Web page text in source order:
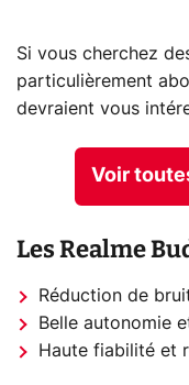
Si vous cherchez
particulièrement
devraient vous
Voir
Les Realme
Réduction de
Belle autonomie
Haute fiabilité et